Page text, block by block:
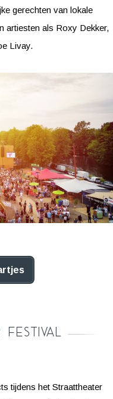
gerechten van lokale
artiesten als Roxy Dekker,
Livay.
tijdens het Straattheater